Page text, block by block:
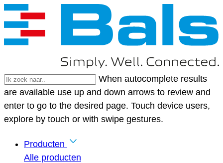
When autocomplete results
are available use up and down arrows to review and
enter to go to the desired page. Touch device users,
explore by touch or with swipe gestures.
Producten
Alle producten